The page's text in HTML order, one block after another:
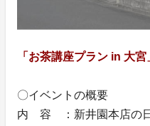
「お茶講座プラン in 大宮
〇イベントの概要
内 容 ：新井園本店の日